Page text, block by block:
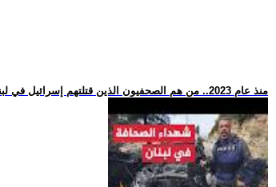
.. منذ عام 2023.. من هم الصحفيون الذين قتلتهم إسرائيل في لبنان؟